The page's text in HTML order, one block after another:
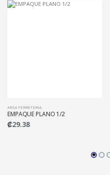
ARSA FERRETERIA
EMPAQUE PLANO 1/2
₡29.38